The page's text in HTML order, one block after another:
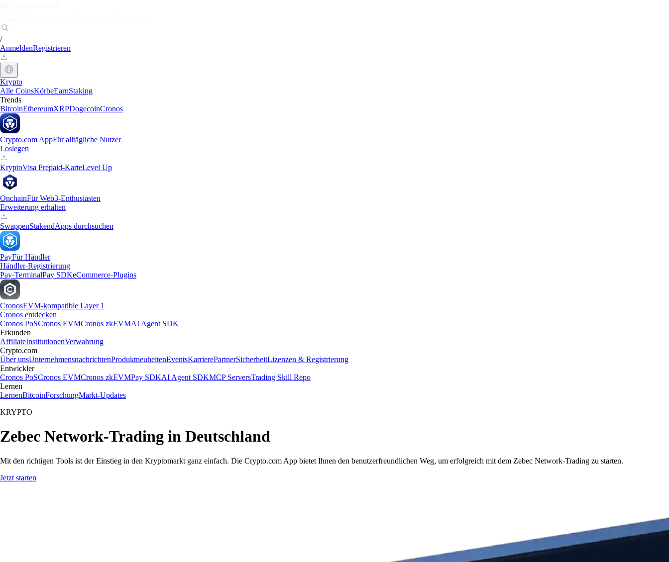
/
AnmeldenRegistrieren
Krypto
Alle CoinsKörbeEarnStaking
Trends
BitcoinEthereumXRPDogecoinCronos
Crypto.com AppFür alltägliche Nutzer
Loslegen
KryptoVisa Prepaid-KarteLevel Up
OnchainFür Web3-Enthusiasten
Erweiterung erhalten
SwappenStakendApps durchsuchen
PayFür Händler
Händler-Registrierung
Pay-TerminalPay SDKeCommerce-Plugins
CronosEVM-kompatible Layer 1
Cronos entdecken
Cronos PoSCronos EVMCronos zkEVMAI Agent SDK
Erkunden
AffiliateInstitutionenVerwahrung
Crypto.com
Über unsUnternehmensnachrichtenProduktneuheitenEventsKarrierePartnerSicherheitLizenzen & Registrierung
Entwickler
Cronos PoSCronos EVMCronos zkEVMPay SDKAI Agent SDKMCP ServersTrading Skill Repo
Lernen
LernenBitcoinForschungMarkt-Updates
KRYPTO
Zebec Network-Trading in Deutschland
Mit den richtigen Tools ist der Einstieg in den Kryptomarkt ganz einfach. Die Crypto.com App bietet Ihnen den benutzerfreundlichen Weg, um erfolgreich mit dem Zebec Network-Trading zu starten.
Jetzt starten